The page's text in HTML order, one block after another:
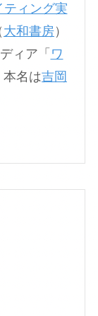
ティング実
大和書房）
ィア「 ワ
本名は吉岡